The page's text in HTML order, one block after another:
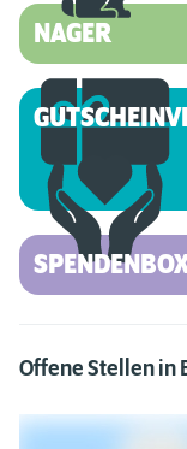
NAGER
Offene Stellen in